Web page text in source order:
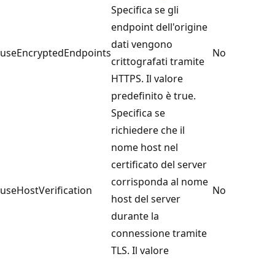
useEncryptedEndpoints
Specifica se gli
endpoint dell'origine
dati vengono
crittografati tramite
HTTPS. Il valore
predefinito è true.
No
useHostVerification
Specifica se
richiedere che il
nome host nel
certificato del server
corrisponda al nome
host del server
durante la
connessione tramite
TLS. Il valore
No